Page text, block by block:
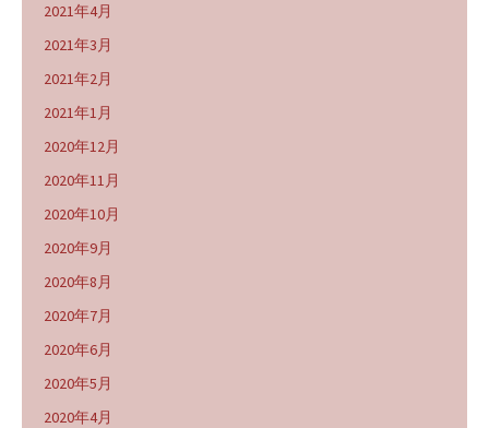
2021年4月
2021年3月
2021年2月
2021年1月
2020年12月
2020年11月
2020年10月
2020年9月
2020年8月
2020年7月
2020年6月
2020年5月
2020年4月